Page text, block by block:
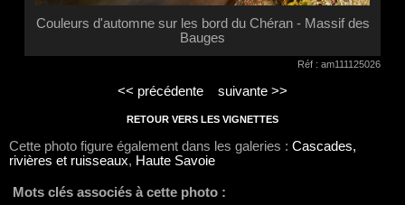
Couleurs d'automne sur les bord du Chéran - Massif des
Bauges
Réf : am111125026
<< précédente suivante >>
RETOUR VERS LES VIGNETTES
Cette photo figure également dans les galeries : Cascades,
rivières et ruisseaux, Haute Savoie
Mots clés associés à cette photo :